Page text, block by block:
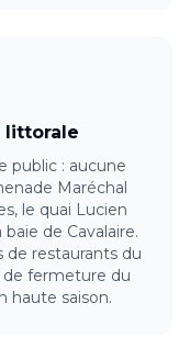
littorale
public : aucune
Maréchal
le quai Lucien
de Cavalaire.
de restaurants du
de fermeture du
haute saison.